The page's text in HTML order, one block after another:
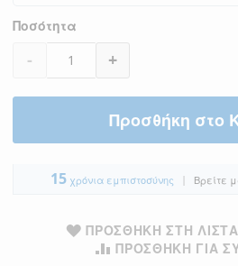
Ποσότητα
- +
Προσθήκη στο
15χρόνια εμπιστοσύνης | Βρείτε
ΠΡΟΣΘΉΚΗ ΣΤΗ
ΠΡΟΣΘΉΚΗ ΓΙΑ